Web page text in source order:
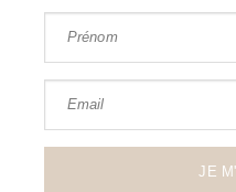
Prénom
Email
JE